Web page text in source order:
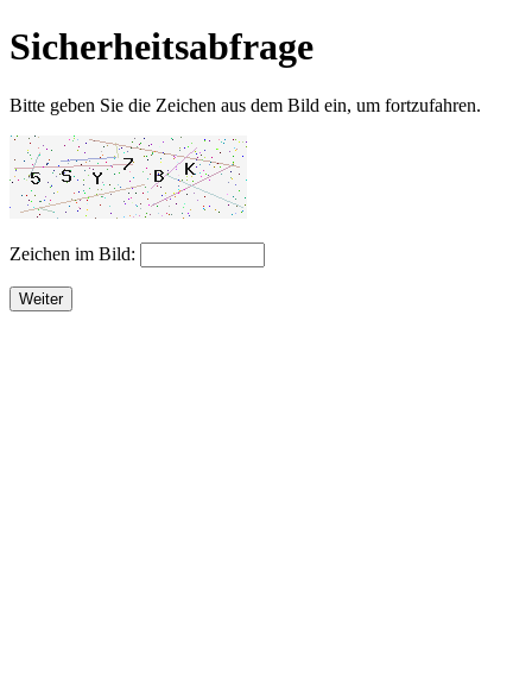
Sicherheitsabfrage
Bitte geben Sie die Zeichen aus dem Bild ein, um fortzufahren.
Zeichen im Bild:
Weiter